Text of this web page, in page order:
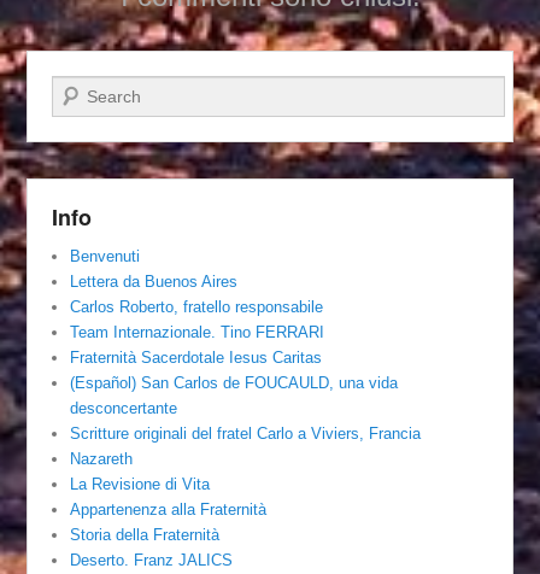
Cerca
Info
Benvenuti
Lettera da Buenos Aires
Carlos Roberto, fratello responsabile
Team Internazionale. Tino FERRARI
Fraternità Sacerdotale Iesus Caritas
(Español) San Carlos de FOUCAULD, una vida
desconcertante
Scritture originali del fratel Carlo a Viviers, Francia
Nazareth
La Revisione di Vita
Appartenenza alla Fraternità
Storia della Fraternità
Deserto. Franz JALICS